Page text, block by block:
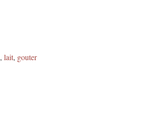
, lait, gouter